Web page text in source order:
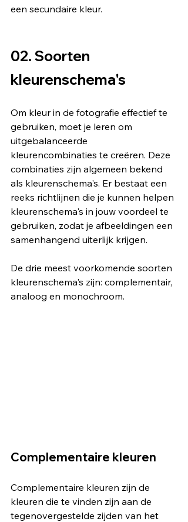
een secundaire kleur.
02. Soorten
kleurenschema's
Om kleur in de fotografie effectief te
gebruiken, moet je leren om
uitgebalanceerde
kleurencombinaties te creëren. Deze
combinaties zijn algemeen bekend
als kleurenschema's. Er bestaat een
reeks richtlijnen die je kunnen helpen
kleurenschema's in jouw voordeel te
gebruiken, zodat je afbeeldingen een
samenhangend uiterlijk krijgen.
De drie meest voorkomende soorten
kleurenschema's zijn: complementair,
analoog en monochroom.
Complementaire kleuren
Complementaire kleuren zijn de
kleuren die te vinden zijn aan de
tegenovergestelde zijden van het